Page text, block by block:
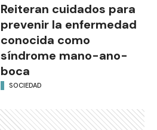
Reiteran cuidados para
prevenir la enfermedad
conocida como
síndrome mano-ano-
boca
SOCIEDAD